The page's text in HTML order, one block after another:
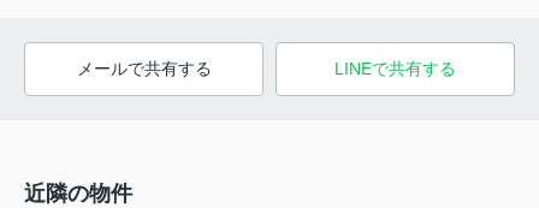
メールで共有する LINEで共有する
近隣の物件